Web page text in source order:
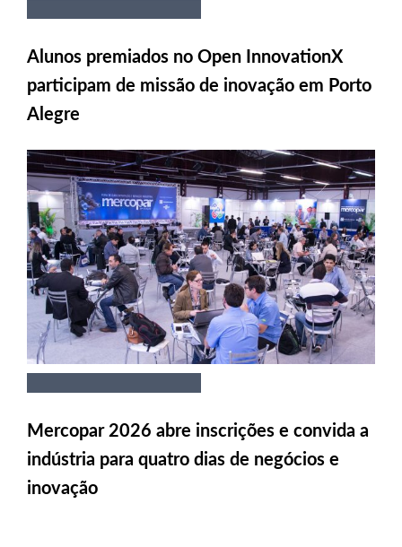
Alunos premiados no Open InnovationX
participam de missão de inovação em Porto
Alegre
Mercopar 2026 abre inscrições e convida a
indústria para quatro dias de negócios e
inovação